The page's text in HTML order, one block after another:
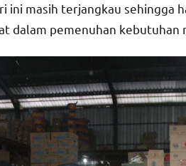
ini masih terjangkau sehingga
dalam pemenuhan kebutuhan